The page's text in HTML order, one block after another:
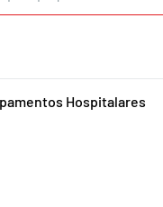
Hospitalares